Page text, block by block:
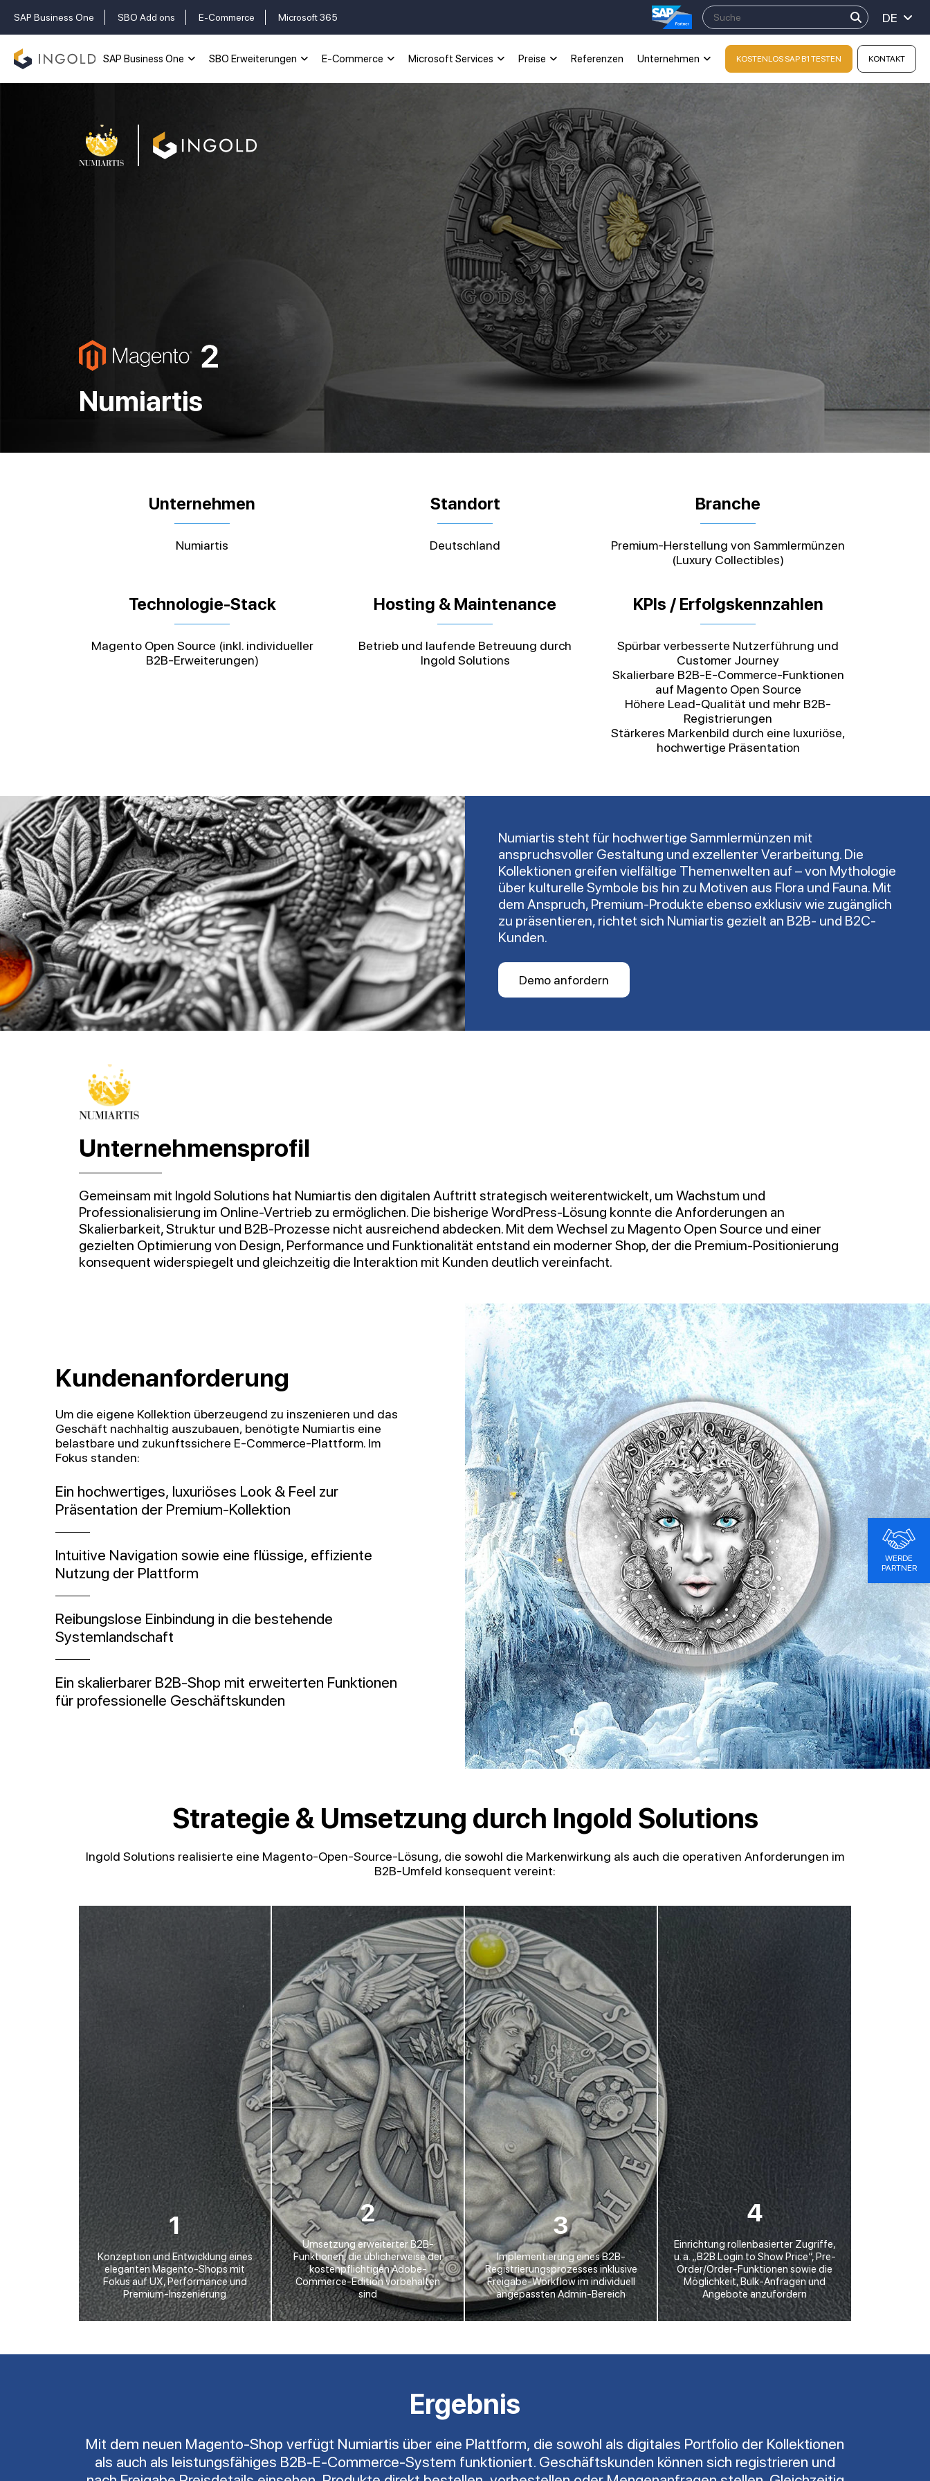
SAP Business One SBO Add ons E-Commerce Microsoft 365 DE
SAP Business One SBO Erweiterungen E-Commerce Microsoft Services Preise Referenzen Unternehmen KOSTENLOS SAP B1 TESTEN KONTAKT
Numiartis
Unternehmen
Numiartis
Standort
Deutschland
Branche
Premium-Herstellung von Sammlermünzen
(Luxury Collectibles)
Technologie-Stack
Magento Open Source (inkl. individueller
B2B-Erweiterungen)
Hosting & Maintenance
Betrieb und laufende Betreuung durch
Ingold Solutions
KPIs / Erfolgskennzahlen
Spürbar verbesserte Nutzerführung und
Customer Journey
Skalierbare B2B-E-Commerce-Funktionen
auf Magento Open Source
Höhere Lead-Qualität und mehr B2B-
Registrierungen
Stärkeres Markenbild durch eine luxuriöse,
hochwertige Präsentation
Numiartis steht für hochwertige Sammlermünzen mit
anspruchsvoller Gestaltung und exzellenter Verarbeitung. Die
Kollektionen greifen vielfältige Themenwelten auf – von Mythologie
über kulturelle Symbole bis hin zu Motiven aus Flora und Fauna. Mit
dem Anspruch, Premium-Produkte ebenso exklusiv wie zugänglich
zu präsentieren, richtet sich Numiartis gezielt an B2B- und B2C-
Kunden.
Demo anfordern
Unternehmensprofil
Gemeinsam mit Ingold Solutions hat Numiartis den digitalen Auftritt strategisch weiterentwickelt, um Wachstum und
Professionalisierung im Online-Vertrieb zu ermöglichen. Die bisherige WordPress-Lösung konnte die Anforderungen an
Skalierbarkeit, Struktur und B2B-Prozesse nicht ausreichend abdecken. Mit dem Wechsel zu Magento Open Source und einer
gezielten Optimierung von Design, Performance und Funktionalität entstand ein moderner Shop, der die Premium-Positionierung
konsequent widerspiegelt und gleichzeitig die Interaktion mit Kunden deutlich vereinfacht.
Kundenanforderung
Um die eigene Kollektion überzeugend zu inszenieren und das
Geschäft nachhaltig auszubauen, benötigte Numiartis eine
belastbare und zukunftssichere E-Commerce-Plattform. Im
Fokus standen:
Ein hochwertiges, luxuriöses Look & Feel zur
Präsentation der Premium-Kollektion
Intuitive Navigation sowie eine flüssige, effiziente
Nutzung der Plattform
Reibungslose Einbindung in die bestehende
Systemlandschaft
Ein skalierbarer B2B-Shop mit erweiterten Funktionen
für professionelle Geschäftskunden
Strategie & Umsetzung durch Ingold Solutions
Ingold Solutions realisierte eine Magento-Open-Source-Lösung, die sowohl die Markenwirkung als auch die operativen Anforderungen im
B2B-Umfeld konsequent vereint:
1
Konzeption und Entwicklung eines
eleganten Magento-Shops mit
Fokus auf UX, Performance und
Premium-Inszenierung
2
Umsetzung erweiterter B2B-
Funktionen, die üblicherweise der
kostenpflichtigen Adobe-
Commerce-Edition vorbehalten
sind
3
Implementierung eines B2B-
Registrierungsprozesses inklusive
Freigabe-Workflow im individuell
angepassten Admin-Bereich
4
Einrichtung rollenbasierter Zugriffe,
u. a. „B2B Login to Show Price“, Pre-
Order/Order-Funktionen sowie die
Möglichkeit, Bulk-Anfragen und
Angebote anzufordern
Ergebnis
Mit dem neuen Magento-Shop verfügt Numiartis über eine Plattform, die sowohl als digitales Portfolio der Kollektionen
als auch als leistungsfähiges B2B-E-Commerce-System funktioniert. Geschäftskunden können sich registrieren und
WERDE
PARTNER